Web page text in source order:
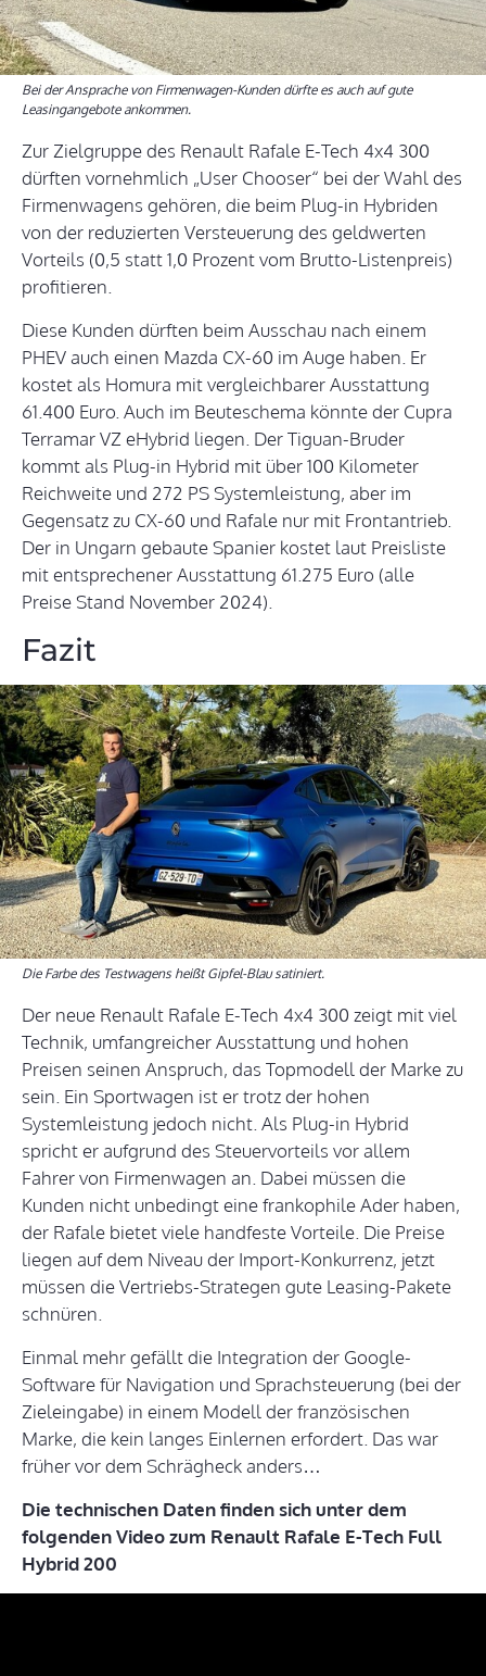
Bei der Ansprache von Firmenwagen-Kunden dürfte es auch auf gute
Leasingangebote ankommen.
Zur Zielgruppe des Renault Rafale E-Tech 4x4 300
dürften vornehmlich „User Chooser“ bei der Wahl des
Firmenwagens gehören, die beim Plug-in Hybriden
von der reduzierten Versteuerung des geldwerten
Vorteils (0,5 statt 1,0 Prozent vom Brutto-Listenpreis)
profitieren.
Diese Kunden dürften beim Ausschau nach einem
PHEV auch einen Mazda CX-60 im Auge haben. Er
kostet als Homura mit vergleichbarer Ausstattung
61.400 Euro. Auch im Beuteschema könnte der Cupra
Terramar VZ eHybrid liegen. Der Tiguan-Bruder
kommt als Plug-in Hybrid mit über 100 Kilometer
Reichweite und 272 PS Systemleistung, aber im
Gegensatz zu CX-60 und Rafale nur mit Frontantrieb.
Der in Ungarn gebaute Spanier kostet laut Preisliste
mit entsprechener Ausstattung 61.275 Euro (alle
Preise Stand November 2024).
Fazit
Die Farbe des Testwagens heißt Gipfel-Blau satiniert.
Der neue Renault Rafale E-Tech 4x4 300 zeigt mit viel
Technik, umfangreicher Ausstattung und hohen
Preisen seinen Anspruch, das Topmodell der Marke zu
sein. Ein Sportwagen ist er trotz der hohen
Systemleistung jedoch nicht. Als Plug-in Hybrid
spricht er aufgrund des Steuervorteils vor allem
Fahrer von Firmenwagen an. Dabei müssen die
Kunden nicht unbedingt eine frankophile Ader haben,
der Rafale bietet viele handfeste Vorteile. Die Preise
liegen auf dem Niveau der Import-Konkurrenz, jetzt
müssen die Vertriebs-Strategen gute Leasing-Pakete
schnüren.
Einmal mehr gefällt die Integration der Google-
Software für Navigation und Sprachsteuerung (bei der
Zieleingabe) in einem Modell der französischen
Marke, die kein langes Einlernen erfordert. Das war
früher vor dem Schrägheck anders…
Die technischen Daten finden sich unter dem
folgenden Video zum Renault Rafale E-Tech Full
Hybrid 200